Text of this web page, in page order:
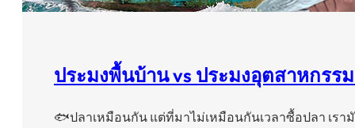
ประมงพื้นบ้าน vs ประมงอุตสาหกร
🐟ปลาเหมือนกัน แต่ที่มาไม่เหมือนกันเวลาซื้อปลา เรา